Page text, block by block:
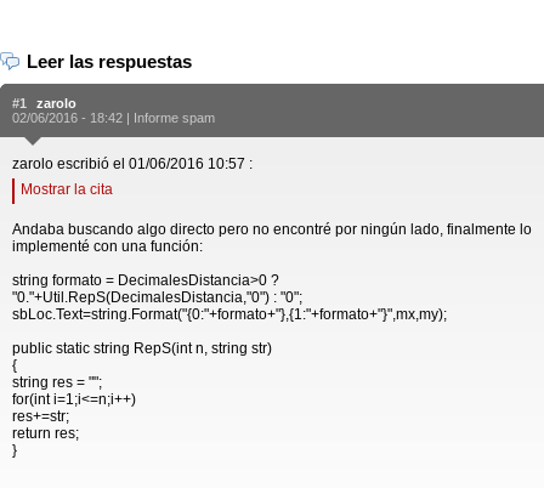
Leer las respuestas
#1
zarolo
02/06/2016 - 18:42 | Informe spam
zarolo escribió el 01/06/2016 10:57 :
Mostrar la cita
Andaba buscando algo directo pero no encontré por ningún lado, finalmente lo
implementé con una función:
string formato = DecimalesDistancia>0 ?
"0."+Util.RepS(DecimalesDistancia,"0") : "0";
sbLoc.Text=string.Format("{0:"+formato+"},{1:"+formato+"}",mx,my);
public static string RepS(int n, string str)
{
string res = "";
for(int i=1;i<=n;i++)
res+=str;
return res;
}